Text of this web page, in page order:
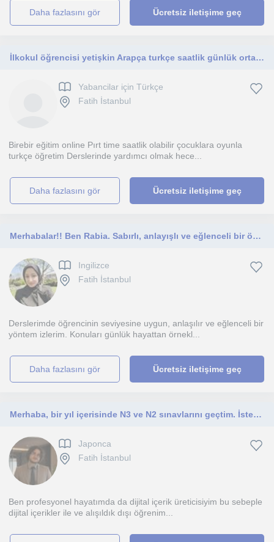
daha fazlasını gör Ücretsiz iletişime geç
İlkokul öğrencisi yetişkin Arapça turkçe saatlik günlük ortalama her gün
Yabancilar için Türkçe
Fatih İstanbul
Birebir eğitim online Pırt time saatlik olabilir çocuklara oyunla
turkçe öğretim Derslerinde yardımcı olmak hece...
daha fazlasını gör Ücretsiz iletişime geç
Merhabalar!! Ben Rabia. Sabırlı, anlayışlı ve eğlenceli bir öğretmen adayıyım. Ortaokul ve lise öğrencilerine ders veriyorumm.
Ingilizce
Fatih İstanbul
Derslerimde öğrencinin seviyesine uygun, anlaşılır ve eğlenceli bir
yöntem izlerim. Konuları günlük hayattan örnekl...
daha fazlasını gör Ücretsiz iletişime geç
Merhaba, bir yıl içerisinde N3 ve N2 sınavlarını geçtim. İsterseniz sizlere de japonca konusunda yardımcı olabilirim.
Japonca
Fatih İstanbul
Ben profesyonel hayatımda da dijital içerik üreticisiyim bu sebeple
dijital içerikler ile ve alışıldık dışı öğrenim...